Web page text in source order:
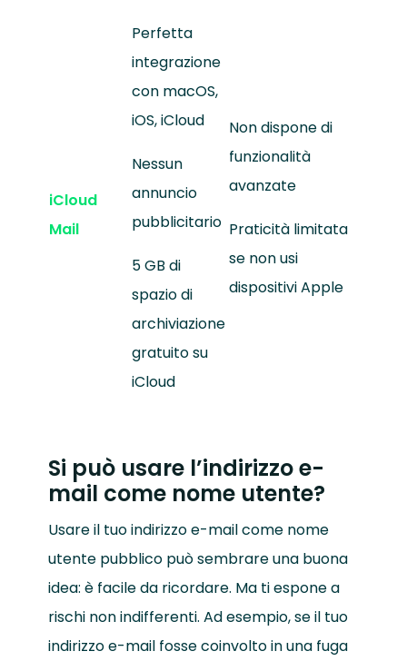
iCloud
Mail
Perfetta
integrazione
con macOS,
iOS, iCloud
Nessun
annuncio
pubblicitario
5 GB di
spazio di
archiviazione
gratuito su
iCloud
Non dispone di
funzionalità
avanzate
Praticità limitata
se non usi
dispositivi Apple
Si può usare l’indirizzo e-
mail come nome utente?
Usare il tuo indirizzo e-mail come nome
utente pubblico può sembrare una buona
idea: è facile da ricordare. Ma ti espone a
rischi non indifferenti. Ad esempio, se il tuo
indirizzo e-mail fosse coinvolto in una fuga